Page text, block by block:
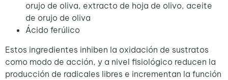
orujo de oliva, extracto de hoja de olivo, aceite
de orujo de oliva
Ácido ferúlico
Estos ingredientes inhiben la oxidación de sustratos
como modo de acción, y a nivel fisiológico reducen la
producción de radicales libres e incrementan la función